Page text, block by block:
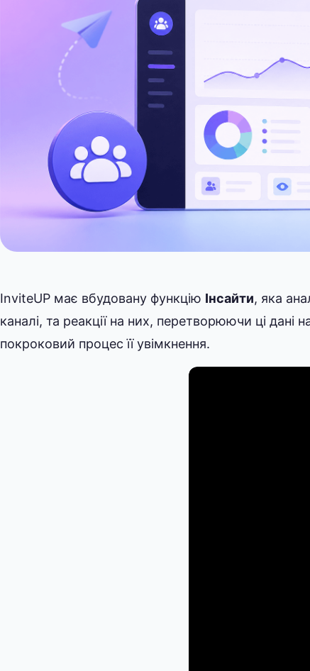
InviteUP має вбудовану функцію Інсайти, яка
каналі, та реакції на них, перетворюючи ці
покроковий процес її увімкнення.